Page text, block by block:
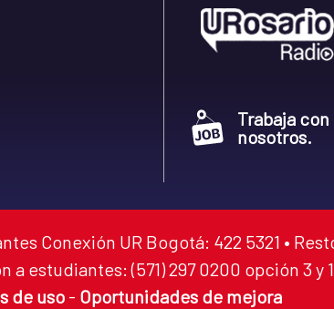
Trabaja con
nosotros.
Conexión UR Bogotá: 422 5321 •
a estudiantes: (571) 297 0200 opción 3 y
de uso - Oportunidades de mejora